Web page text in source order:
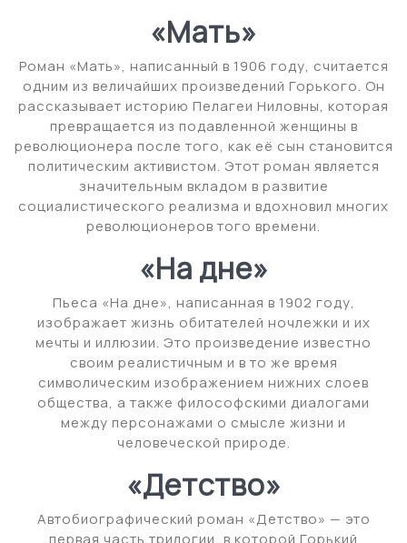
«Мать»
Роман «Мать», написанный в 1906 году, считается
одним из величайших произведений Горького. Он
рассказывает историю Пелагеи Ниловны, которая
превращается из подавленной женщины в
революционера после того, как её сын становится
политическим активистом. Этот роман является
значительным вкладом в развитие
социалистического реализма и вдохновил многих
революционеров того времени.
«На дне»
Пьеса «На дне», написанная в 1902 году,
изображает жизнь обитателей ночлежки и их
мечты и иллюзии. Это произведение известно
своим реалистичным и в то же время
символическим изображением нижних слоев
общества, а также философскими диалогами
между персонажами о смысле жизни и
человеческой природе.
«Детство»
Автобиографический роман «Детство» — это
первая часть трилогии, в которой Горький